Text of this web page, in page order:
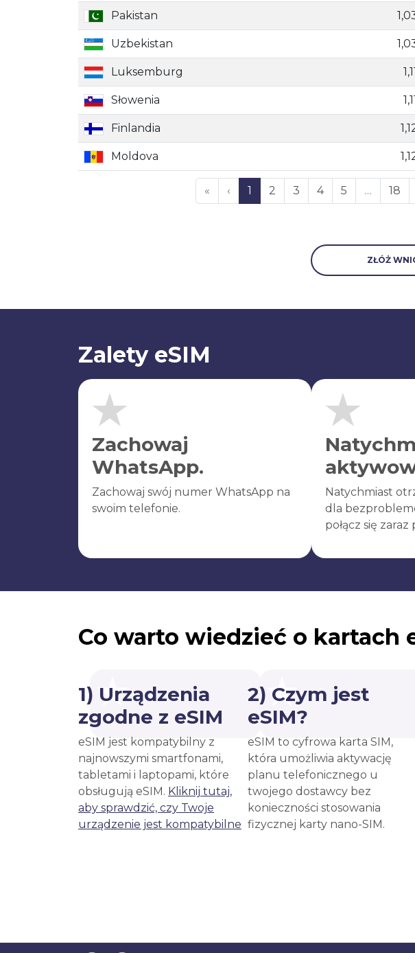
Pakistan
Uzbekistan
Luksemburg
Słowenia
Finlandia
Moldova
« ‹ 1 2 3 4 5 … 18
ZŁÓŻ
Zalety eSIM
Zachowaj
WhatsApp.
Zachowaj swój numer WhatsApp na
swoim telefonie.
Natychmiast
dla
połącz się
Co warto wiedzieć o kartach
1) Urządzenia
zgodne z eSIM
eSIM jest kompatybilny z
najnowszymi smartfonami,
tabletami i laptopami, które
obsługują eSIM. Kliknij tutaj,
aby sprawdzić, czy Twoje
urządzenie jest kompatybilne
2) Czym jest
eSIM?
eSIM to cyfrowa karta SIM,
która umożliwia aktywację
planu telefonicznego u
twojego dostawcy bez
konieczności stosowania
fizycznej karty nano-SIM.